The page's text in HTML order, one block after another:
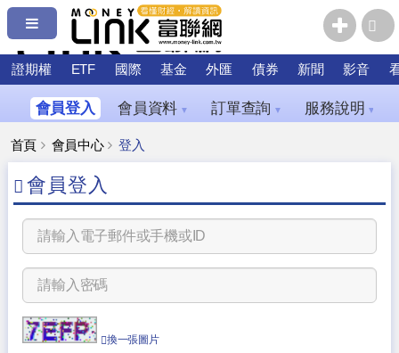
證期權 ETF 國際 基金 外匯 債券 新聞 影音
會員登入 會員資料 ▼ 訂單查詢 ▼ 服務說明 ▼
首頁 會員中心 登入
會員登入
換一張圖片